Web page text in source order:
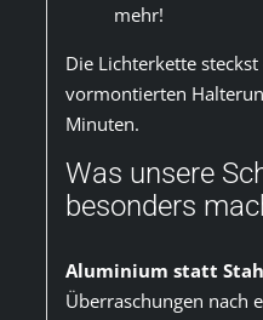
mehr!
Die Lichterkette
vormontierten
Minuten.
Was unsere
besonders
Aluminium statt
Überraschungen nach